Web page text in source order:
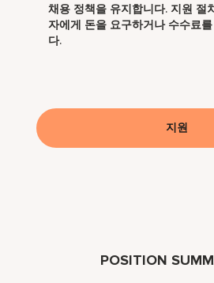
POSITION
채용 정책을 유지합니다. 지원 절
자에게 돈을 요구하거나 수수료
다.
지원